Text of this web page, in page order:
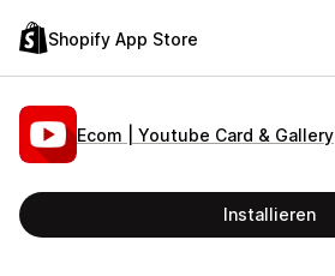
Shopify App Store
Ecom | Youtube Card & Gallery
Installieren